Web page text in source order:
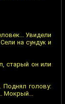
Увидели
на сундук и
старый он или
Поднял голову:
Мокрый...